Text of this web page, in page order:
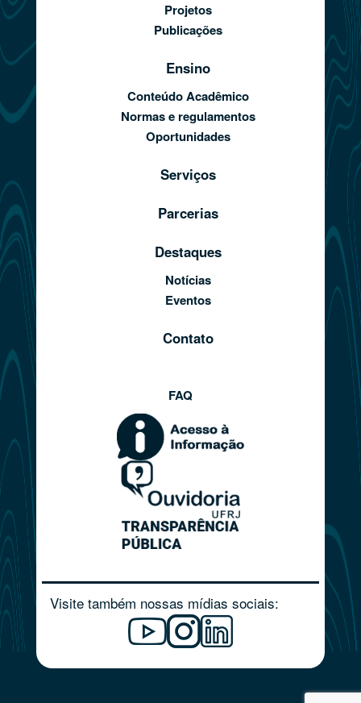
Projetos
Publicações
Ensino
Conteúdo Acadêmico
Normas e regulamentos
Oportunidades
Serviços
Parcerias
Destaques
Notícias
Eventos
Contato
FAQ
Visite também nossas mídias sociais: